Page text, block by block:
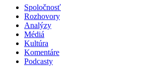
Spoločnosť
Rozhovory
Analýzy
Médiá
Kultúra
Komentáre
Podcasty